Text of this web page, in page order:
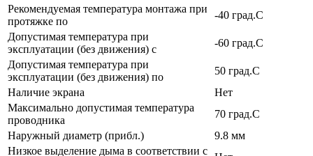
Рекомендуемая температура монтажа при
протяжке по
-40 град.C
Допустимая температура при
эксплуатации (без движения) с
-60 град.C
Допустимая температура при
эксплуатации (без движения) по
50 град.C
Наличие экрана
Нет
Максимально допустимая температура
проводника
70 град.C
Наружный диаметр (прибл.)
9.8 мм
Низкое выделение дыма в соответствии с